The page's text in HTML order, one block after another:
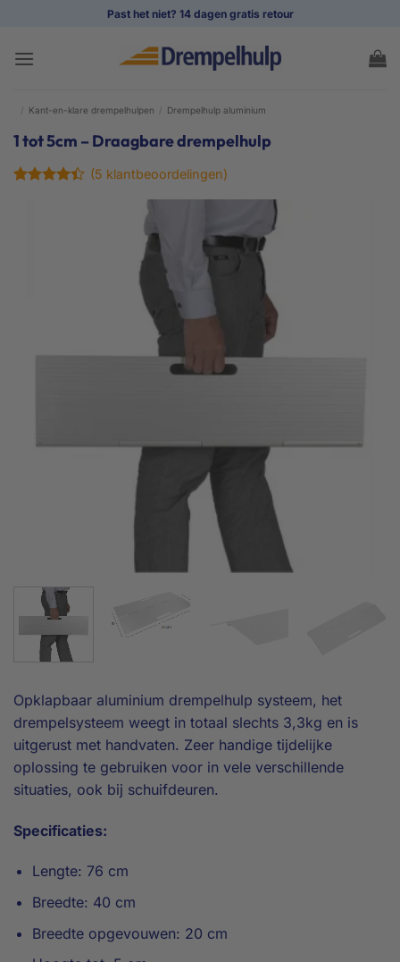
inhoud
Past het niet? 14 dagen gratis retour
/ Kant-en-klare drempelhulpen / Drempelhulp aluminium
1 tot 5cm – Draagbare drempelhulp
(5 klantbeoordelingen)
Opklapbaar aluminium drempelhulp systeem, het
drempelsysteem weegt in totaal slechts 3,3kg en is
uitgerust met handvaten. Zeer handige tijdelijke
oplossing te gebruiken voor in vele verschillende
situaties, ook bij schuifdeuren.
Specificaties:
Lengte: 76 cm
Breedte: 40 cm
Breedte opgevouwen: 20 cm